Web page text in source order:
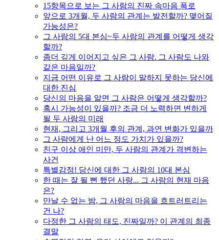
15항목으로 보는 그 사람의 진짜 속마음 폭로
앞으로 3개월, 두 사람의 관계는 발전할까? 맺어질
가능성은?
그 사람의 5대 본심~두 사람의 관계를 어떻게 생각
할까?
좀더 깊게 이어지고 싶은 그 사람. 그 사람도 나와
같은 마음일까?
지금 어떤 이유로 그 사람이 말하지 못하는 당신에
대한 진심
당신의 마음을 알면 그 사람은 어떻게 생각할까?
혹시 가능성이 있을까? 조금 더 노력하면 변하게
될 두 사람의 미래
현재, 그리고 3개월 후의 관계, 과연 변화가 있을까
그 사람에게 난 어느 정도 가치가 있을까?
친구 이상 애인 미만, 두 사람의 관계가 격변하는
사건
특별감정! 당신에 대한 그 사람의 10대 본심
한 때는 잘 될 뻔 했던 사랑... 그 사람의 현재 마음
은?
만날 수 없는 밤, 그 사람의 마음을 흐트러트리는
건 나?
다정한 그 사람의 태도, 진짜일까? 이 관계의 최종
결말